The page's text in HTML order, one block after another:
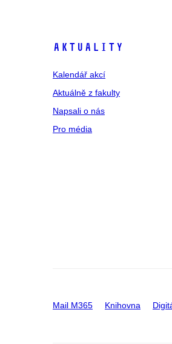
Aktuality
Kalendář akcí
Aktuálně z fakulty
Napsali o nás
Pro média
Mail M365 Knihovna